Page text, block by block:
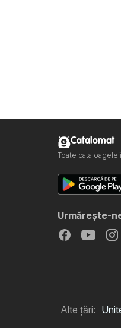
Catalomat
Toate
Urmăreşte-
Alte țări: